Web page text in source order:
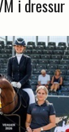
i dressur